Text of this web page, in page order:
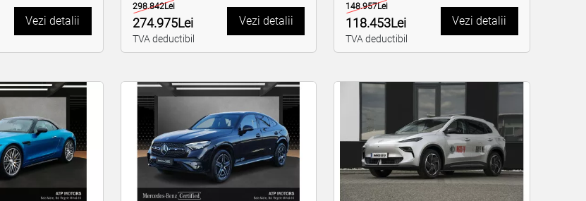
Vezi detalii
298.842Lei
274.975Lei
TVA deductibil
Vezi detalii
148.957Lei
118.453Lei
TVA deductibil
Vezi detalii